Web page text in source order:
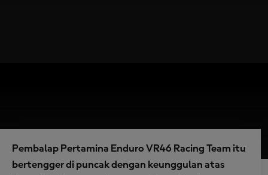
Pembalap Pertamina Enduro VR46 Racing Team itu
bertengger di puncak dengan keunggulan atas